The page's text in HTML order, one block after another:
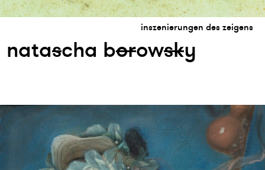
inszenierungen des zeigens
natascha borowsky